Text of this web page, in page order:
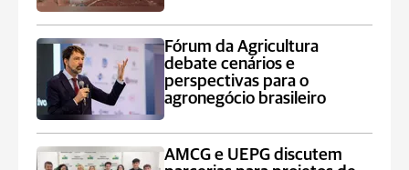
Fórum da Agricultura
debate cenários e
perspectivas para o
agronegócio brasileiro
AMCG e UEPG discutem